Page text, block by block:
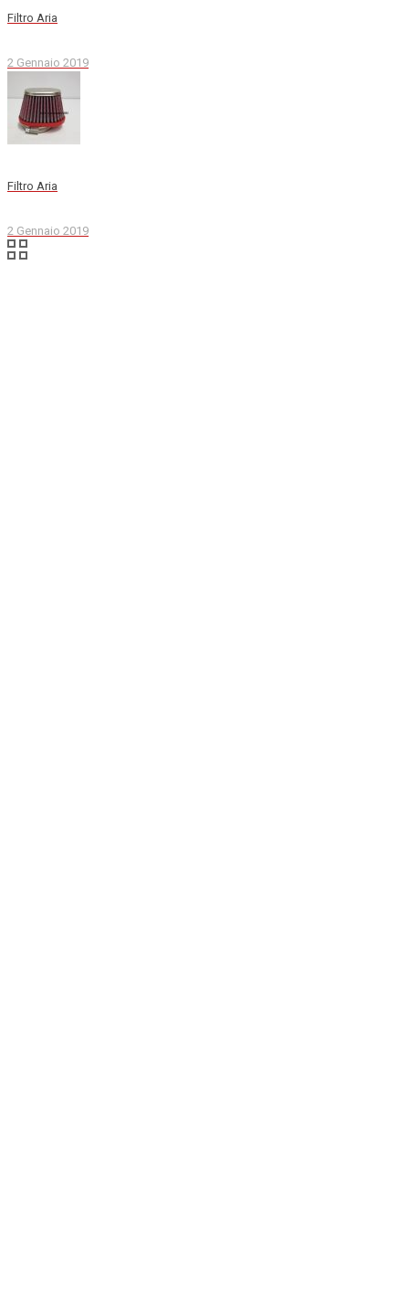
Filtro Aria
2 Gennaio 2019
Filtro Aria
2 Gennaio 2019